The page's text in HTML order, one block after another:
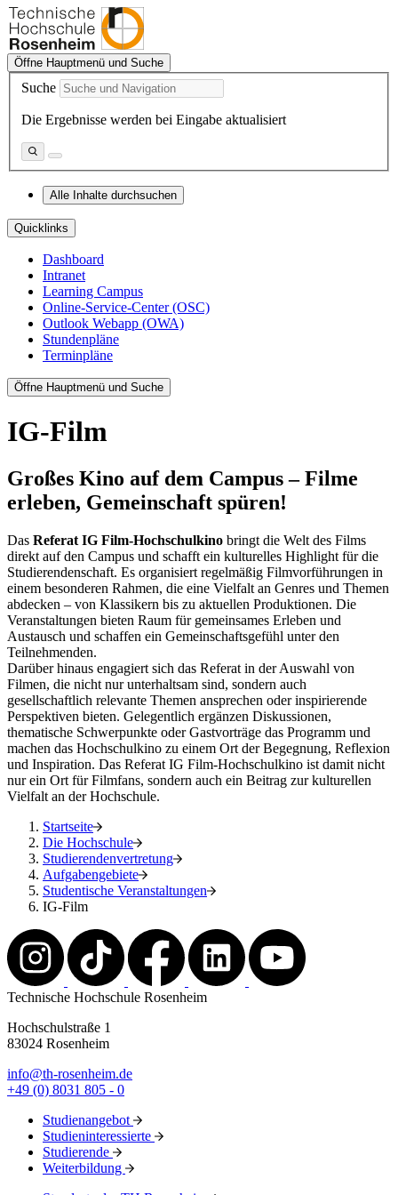
Öffne Hauptmenü und Suche
Suche
Die Ergebnisse werden bei Eingabe aktualisiert
Alle Inhalte durchsuchen
Quicklinks
Dashboard
Intranet
Learning Campus
Online-Service-Center (OSC)
Outlook Webapp (OWA)
Stundenpläne
Terminpläne
Öffne Hauptmenü und Suche
IG-Film
Großes Kino auf dem Campus – Filme
erleben, Gemeinschaft spüren!
Das Referat IG Film-Hochschulkino bringt die Welt des Films
direkt auf den Campus und schafft ein kulturelles Highlight für die
Studierendenschaft. Es organisiert regelmäßig Filmvorführungen in
einem besonderen Rahmen, die eine Vielfalt an Genres und Themen
abdecken – von Klassikern bis zu aktuellen Produktionen. Die
Veranstaltungen bieten Raum für gemeinsames Erleben und
Austausch und schaffen ein Gemeinschaftsgefühl unter den
Teilnehmenden.
Darüber hinaus engagiert sich das Referat in der Auswahl von
Filmen, die nicht nur unterhaltsam sind, sondern auch
gesellschaftlich relevante Themen ansprechen oder inspirierende
Perspektiven bieten. Gelegentlich ergänzen Diskussionen,
thematische Schwerpunkte oder Gastvorträge das Programm und
machen das Hochschulkino zu einem Ort der Begegnung, Reflexion
und Inspiration. Das Referat IG Film-Hochschulkino ist damit nicht
nur ein Ort für Filmfans, sondern auch ein Beitrag zur kulturellen
Vielfalt an der Hochschule.
Startseite
Die Hochschule
Studierendenvertretung
Aufgabengebiete
Studentische Veranstaltungen
IG-Film
Technische Hochschule Rosenheim
Hochschulstraße 1
83024 Rosenheim
info@th-rosenheim.de
+49 (0) 8031 805 - 0
Studienangebot
Studieninteressierte
Studierende
Weiterbildung